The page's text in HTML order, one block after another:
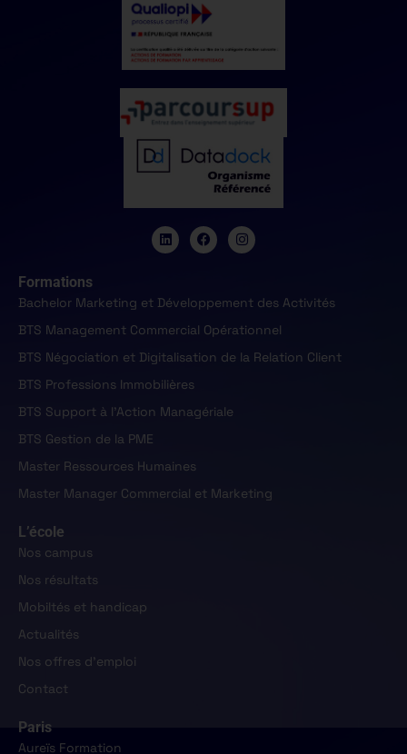
Formations
Bachelor Marketing et Développement des Activités
BTS Management Commercial Opérationnel
BTS Négociation et Digitalisation de la Relation Client
BTS Professions Immobilières
BTS Support à l'Action Managériale
BTS Gestion de la PME
Master Ressources Humaines
Master Manager Commercial et Marketing
L’école
Nos campus
Nos résultats
Mobiltés et handicap
Actualités
Nos offres d'emploi
Contact
Paris
Aureïs Formation